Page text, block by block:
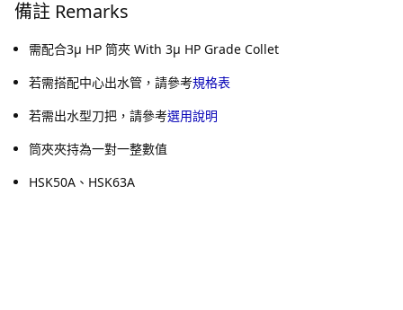
備註 Remarks
需配合3μ HP 筒夾 With 3μ HP Grade Collet
若需搭配中心出水管，請參考規格表
若需出水型刀把，請參考選用說明
筒夾夾持為一對一整數值
HSK50A、HSK63A